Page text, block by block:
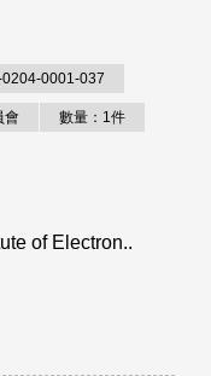
0001-037
會 數量：1件
of Electron..